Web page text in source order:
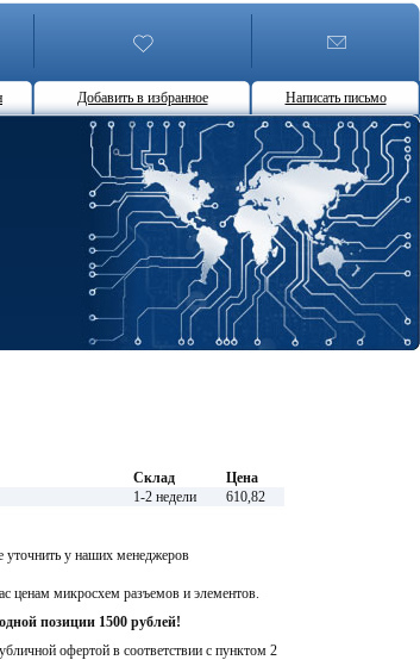
Добавить в избранное Написать письмо
Склад
Цена
1-2 недели 610,82
уточнить у наших менеджеров
ценам микросхем разъемов и элементов.
позиции 1500 рублей!
офертой в соответствии с пунктом 2